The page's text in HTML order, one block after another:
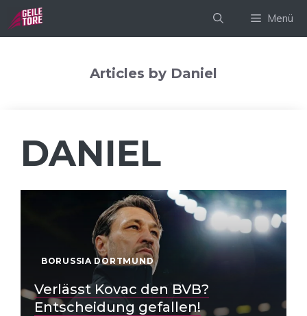
Zum
Inhalt
Menü
Articles by Daniel
DANIEL
BORUSSIA DORTMUND
Verlässt Kovac den BVB?
Entscheidung gefallen!